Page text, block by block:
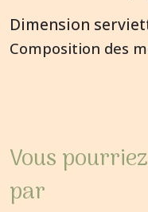
Dimension
Composition des
Vous
par